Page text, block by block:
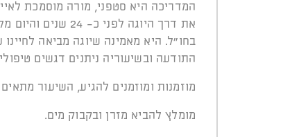
המדריכה היא סטפני, מורה מוסמכת
את דרך היוגה לפני
בחו״ל. היא מאמינה שיוגה מביאה לחיינו
התודעה ובשיעוריה ניתנים דגשים
מוזמנות ומוזמנים להגיע, השיעור
מומלץ להביא מזרן ובקבוק מים.